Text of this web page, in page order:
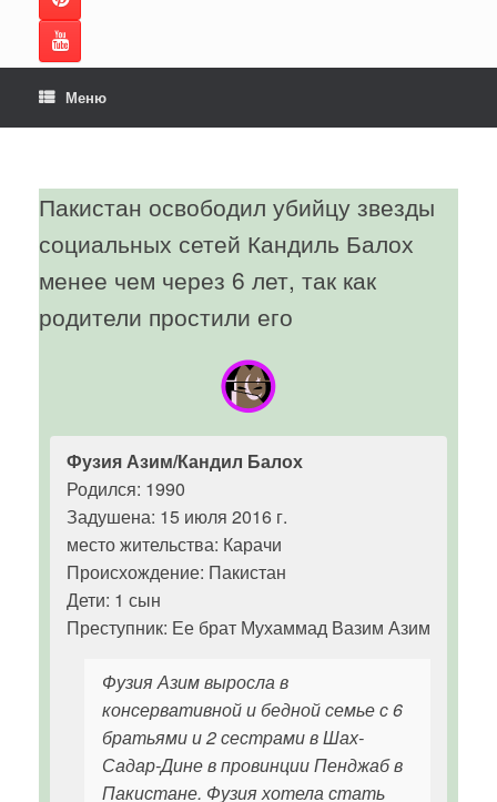
Меню
Пакистан освободил убийцу звезды
социальных сетей Кандиль Балох
менее чем через 6 лет, так как
родители простили его
Фузия Азим/Кандил Балох
Родился: 1990
Задушена: 15 июля 2016 г.
место жительства: Карачи
Происхождение: Пакистан
Дети: 1 сын
Преступник: Ее брат Мухаммад Вазим Азим
Фузия Азим выросла в
консервативной и бедной семье с 6
братьями и 2 сестрами в Шах-
Садар-Дине в провинции Пенджаб в
Пакистане. Фузия хотела стать